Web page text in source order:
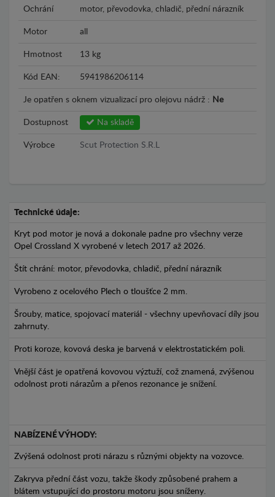
Ochrání motor, převodovka, chladič, přední nárazník
Motor all
Hmotnost 13 kg
Kód EAN: 5941986206114
Je opatřen s oknem vizualizací pro olejovu nádrž : Ne
Dostupnost Na skladě
Výrobce Scut Protection S.R.L
Technické údaje:
Kryt pod motor je nová a dokonale padne pro všechny verze
Opel Crossland X vyrobené v letech 2017 až 2026.
Štít chrání: motor, převodovka, chladič, přední nárazník
Vyrobeno z ocelového Plech o tloušťce 2 mm.
Šrouby, matice, spojovací materiál - všechny upevňovací díly jsou
zahrnuty.
Proti koroze, kovová deska je barvená v elektrostatickém poli.
Vnější část je opatřená kovovou výztuží, což znamená, zvýšenou
odolnost proti nárazům a přenos rezonance je snížení.
NABÍZENÉ VÝHODY:
Zvýšená odolnost proti nárazu s různými objekty na vozovce.
Zakryva přední část vozu, takže škody způsobené prahem a
blátem vstupující do prostoru motoru jsou sníženy.